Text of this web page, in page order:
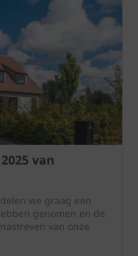
van
we graag een
genomen en de
van onze